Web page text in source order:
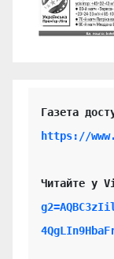
https://
Читайте у